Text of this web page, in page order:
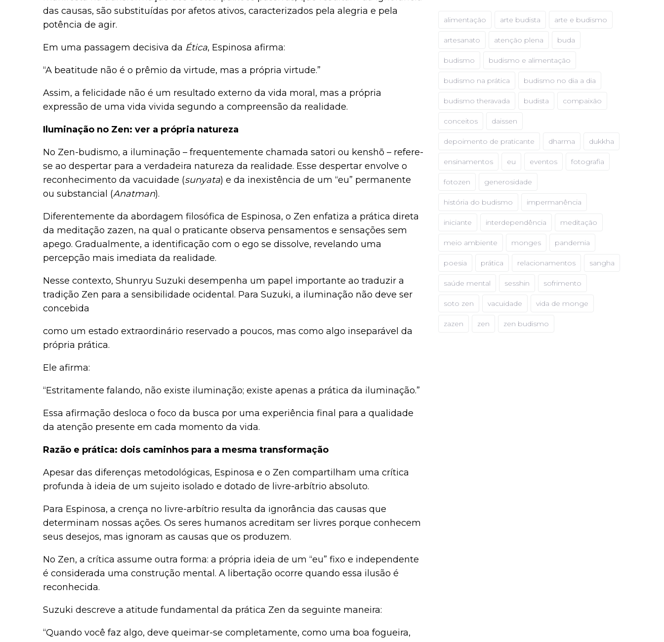
das causas, são substituídas por afetos ativos, caracterizados pela alegria e pela
potência de agir.
Em uma passagem decisiva da Ética, Espinosa afirma:
“A beatitude não é o prêmio da virtude, mas a própria virtude.”
Assim, a felicidade não é um resultado externo da vida moral, mas a própria
expressão de uma vida vivida segundo a compreensão da realidade.
Iluminação no Zen: ver a própria natureza
No Zen-budismo, a iluminação – frequentemente chamada satori ou kenshō – refere-
se ao despertar para a verdadeira natureza da realidade. Esse despertar envolve o
reconhecimento da vacuidade (sunyata) e da inexistência de um “eu” permanente
ou substancial (Anatman).
Diferentemente da abordagem filosófica de Espinosa, o Zen enfatiza a prática direta
da meditação zazen, na qual o praticante observa pensamentos e sensações sem
apego. Gradualmente, a identificação com o ego se dissolve, revelando uma
percepção mais imediata da realidade.
Nesse contexto, Shunryu Suzuki desempenha um papel importante ao traduzir a
tradição Zen para a sensibilidade ocidental. Para Suzuki, a iluminação não deve ser
concebida
como um estado extraordinário reservado a poucos, mas como algo inseparável da
própria prática.
Ele afirma:
“Estritamente falando, não existe iluminação; existe apenas a prática da iluminação.”
Essa afirmação desloca o foco da busca por uma experiência final para a qualidade
da atenção presente em cada momento da vida.
Razão e prática: dois caminhos para a mesma transformação
Apesar das diferenças metodológicas, Espinosa e o Zen compartilham uma crítica
profunda à ideia de um sujeito isolado e dotado de livre-arbítrio absoluto.
Para Espinosa, a crença no livre-arbítrio resulta da ignorância das causas que
determinam nossas ações. Os seres humanos acreditam ser livres porque conhecem
seus desejos, mas ignoram as causas que os produzem.
No Zen, a crítica assume outra forma: a própria ideia de um “eu” fixo e independente
é considerada uma construção mental. A libertação ocorre quando essa ilusão é
reconhecida.
Suzuki descreve a atitude fundamental da prática Zen da seguinte maneira:
“Quando você faz algo, deve queimar-se completamente, como uma boa fogueira,
alimentação arte budista arte e budismo
artesanato atenção plena buda
budismo budismo e alimentação
budismo na prática budismo no dia a dia
budismo theravada budista compaixão
conceitos daissen
depoimento de praticante dharma dukkha
ensinamentos eu eventos fotografia
fotozen generosidade
história do budismo impermanência
iniciante interdependência meditação
meio ambiente monges pandemia
poesia prática relacionamentos sangha
saúde mental sesshin sofrimento
soto zen vacuidade vida de monge
zazen zen zen budismo